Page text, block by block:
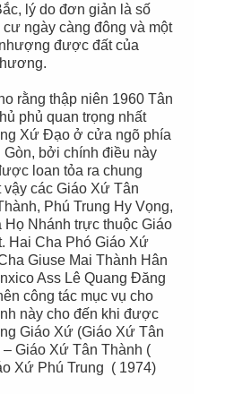
lý do đơn giản là số
ngày càng đông và một
được đất của
rằng thập niên 1960 Tân
phủ quan trọng nhất
Xứ Đạo ở cửa ngõ phía
Gòn, bởi chính điều này
loan tỏa ra chung
vậy các Giáo Xứ Tân
Phú Trung Hy Vọng,
Nhánh trực thuộc Giáo
Hai Cha Phó Giáo Xứ
Giuse Mai Thành Hân
Ass Lê Quang Đăng
công tác mục vụ cho
này cho đến khi được
Giáo Xứ (Giáo Xứ Tân
Giáo Xứ Tân Thành (
Xứ Phú Trung ( 1974)